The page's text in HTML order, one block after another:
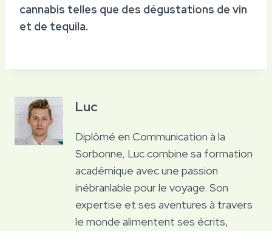
cannabis telles que des dégustations de vin
et de tequila.
Luc
Diplômé en Communication à la
Sorbonne, Luc combine sa formation
académique avec une passion
inébranlable pour le voyage. Son
expertise et ses aventures à travers
le monde alimentent ses écrits,